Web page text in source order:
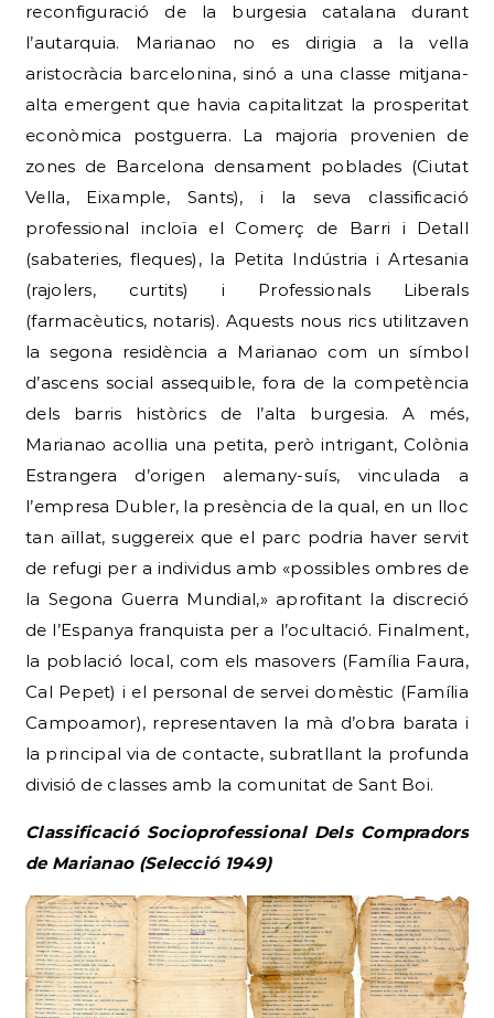
reconfiguració de la burgesia catalana durant
l’autarquia. Marianao no es dirigia a la vella
aristocràcia barcelonina, sinó a una classe mitjana-
alta emergent que havia capitalitzat la prosperitat
econòmica postguerra. La majoria provenien de
zones de Barcelona densament poblades (Ciutat
Vella, Eixample, Sants), i la seva classificació
professional incloïa el Comerç de Barri i Detall
(sabateries, fleques), la Petita Indústria i Artesania
(rajolers, curtits) i Professionals Liberals
(farmacèutics, notaris). Aquests nous rics utilitzaven
la segona residència a Marianao com un símbol
d’ascens social assequible, fora de la competència
dels barris històrics de l’alta burgesia. A més,
Marianao acollia una petita, però intrigant, Colònia
Estrangera d’origen alemany-suís, vinculada a
l’empresa Dubler, la presència de la qual, en un lloc
tan aïllat, suggereix que el parc podria haver servit
de refugi per a individus amb «possibles ombres de
la Segona Guerra Mundial,» aprofitant la discreció
de l’Espanya franquista per a l’ocultació. Finalment,
la població local, com els masovers (Família Faura,
Cal Pepet) i el personal de servei domèstic (Família
Campoamor), representaven la mà d’obra barata i
la principal via de contacte, subratllant la profunda
divisió de classes amb la comunitat de Sant Boi.
Classificació Socioprofessional Dels Compradors
de Marianao (Selecció 1949)